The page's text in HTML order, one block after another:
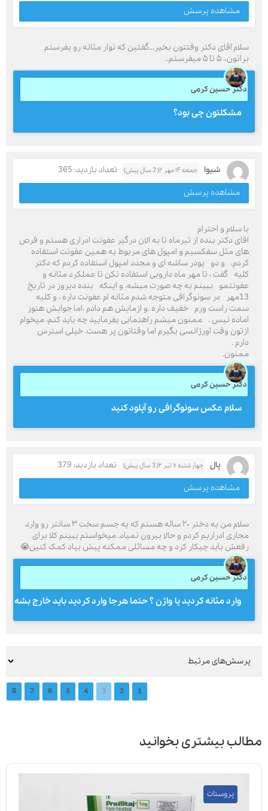
مشاهده پرسش
سلام آقای دکتر وقتتون بخیر...گفتین که نوار مثانه رو بفرستم
براتون،، ۵ تا ۵ میفرستم..
دکتر حسین کرمی
مشکلتون چی بود؟
شیوا جمعه ۱۴ مهر ۲( 2 سال پیش)
تعداد بازدید: 365
مشاهده پرسش
با سلام و احترام
اقای دکتر بنده از تیرماه تا به الان درگیر عفونت ادراری هستم و قرص
های مثل سفکسیم و امپول های مربوط به همین عفونت استفاده
کردم، و دو پودر ساشه ای و مجدد امپول استفاده کردم که دکتر
کلیه گفت ، تا مهر ماه دارویی استفاده نکن تا عملکرد مثانه و
عفونتمو ببینم به چه صورت میشه. و اینکه بنده دیروز در تاریخ
13مهر در سونوگرافی متوجه شدم مثانه ام عفونت داره ، و کلیه
سمت راست ورم خفیف داره .و ازمایش هم دادم ،اما جوابش هنوز
اماده نیس . ممنون میشم راهنمایی بفرمایید چه باید کنم، میخوام
ازتون وقت اورژانسی بگیرم اما وقتاتون پر هست. خیلی استرس
دارم .
ممنون.
دکتر حسین کرمی
سلام عکس سونوگرافی رو آپلود کنید
پال چهارشنبه ۷ تیر ۲( 3 سال پیش)
تعداد بازدید: 379
مشاهده پرسش
سلام من یه دختر ۲۰ ساله هستم که یه جسم سخت ۳ سانتر رو وارد
مجاری ادراریم کردم و حالا بیرون نمیاد. میخواستم ببینم کلا برای
رفعش باید چیکار کرد و چه مسائلی ممکنه پیش بیاد کمک کنین😭
دکتر حسین کرمی
وارد مثانه کردید یا واژن ؟ حتما هرجا وارد کردید باید خارج بشه
1
2
3
4
5
6
7
8
مطالب بیشتری بخوانید
پروستات